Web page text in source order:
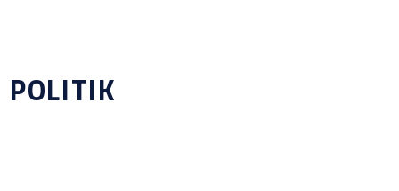
POLITIK